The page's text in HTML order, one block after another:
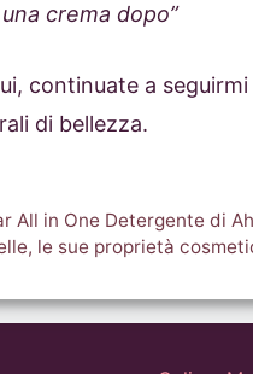
crema dopo”
continuate a
di bellezza.
All in One Detergente di
le sue proprietà